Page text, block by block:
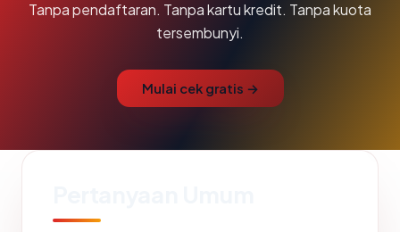
Tanpa pendaftaran. Tanpa kartu kredit. Tanpa kuota
tersembunyi.
Mulai cek gratis →